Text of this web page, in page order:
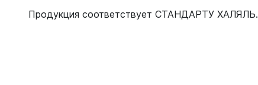
Продукция соответствует СТАНДАРТУ ХАЛЯЛЬ.